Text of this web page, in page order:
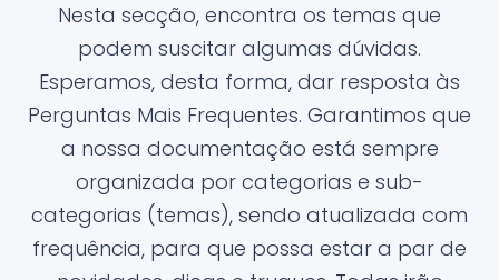
Nesta secção, encontra os temas que
podem suscitar algumas dúvidas.
Esperamos, desta forma, dar resposta às
Perguntas Mais Frequentes. Garantimos que
a nossa documentação está sempre
organizada por categorias e sub-
categorias (temas), sendo atualizada com
frequência, para que possa estar a par de